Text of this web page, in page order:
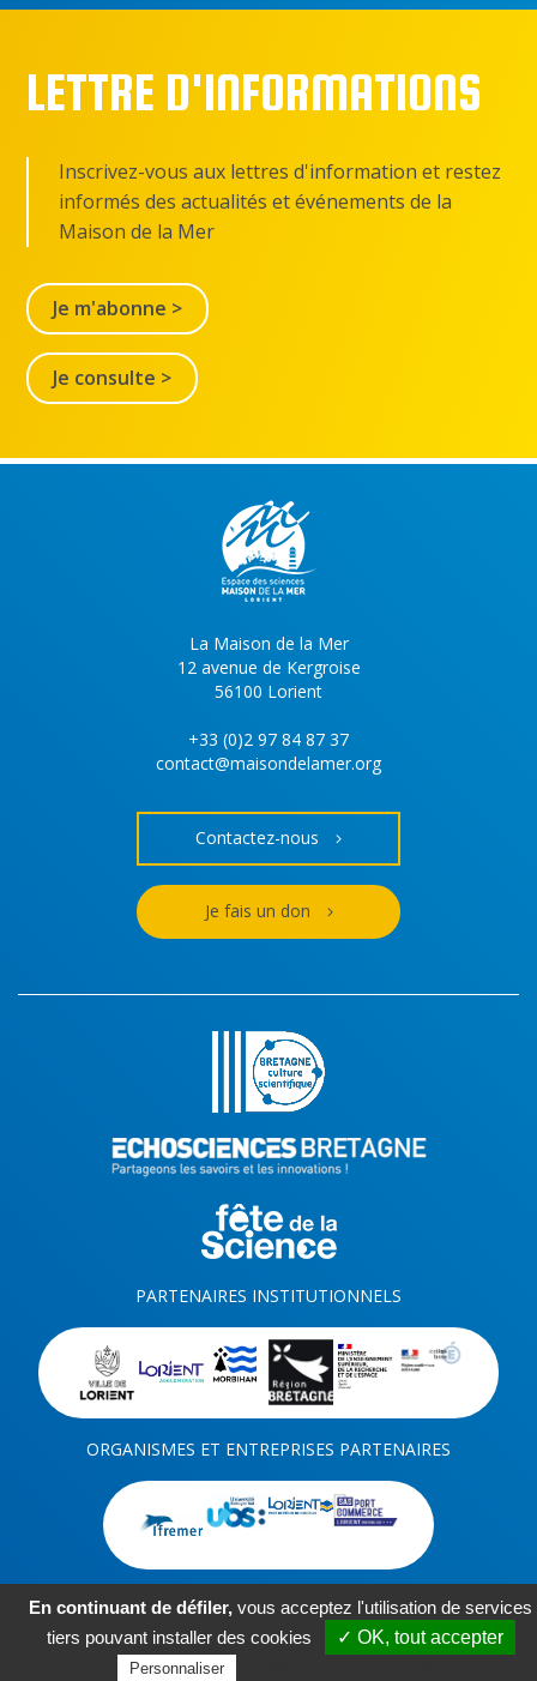
LETTRE D'INFORMATIONS
Inscrivez-vous aux lettres d'information et restez
informés des actualités et événements de la
Maison de la Mer
Je m'abonne >
Je consulte >
La Maison de la Mer
12 avenue de Kergroise
56100 Lorient
+33 (0)2 97 84 87 37
contact@maisondelamer.org
Contactez-nous
Je fais un don
PARTENAIRES INSTITUTIONNELS
ORGANISMES ET ENTREPRISES PARTENAIRES
Mentions légales-Plan du site -Réalisation ARTGO Média
En continuant de défiler, vous acceptez l'utilisation de services
tiers pouvant installer des cookies
✓ OK, tout accepter
Personnaliser